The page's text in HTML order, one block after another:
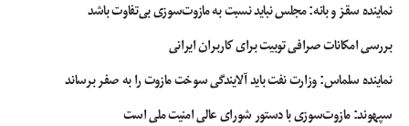
نماینده سقز و بانه: مجلس نباید نسبت به مازوت‌سوزی بی‌تفاوت باشد
بررسی امکانات صرافی توبیت برای کاربران ایرانی
نماینده سلماس: وزارت نفت باید آلایندگی سوخت مازوت را به صفر برساند
سپهوند:‌ مازوت‌سوزی با دستور شورای عالی امنیت ملی است